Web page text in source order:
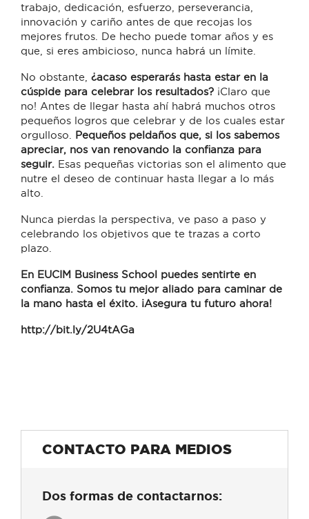
trabajo, dedicación, esfuerzo, perseverancia,
innovación y cariño antes de que recojas los
mejores frutos. De hecho puede tomar años y es
que, si eres ambicioso, nunca habrá un límite.
No obstante, ¿acaso esperarás hasta estar en la
cúspide para celebrar los resultados? ¡Claro que
no! Antes de llegar hasta ahí habrá muchos otros
pequeños logros que celebrar y de los cuales estar
orgulloso. Pequeños peldaños que, si los sabemos
apreciar, nos van renovando la confianza para
seguir. Esas pequeñas victorias son el alimento que
nutre el deseo de continuar hasta llegar a lo más
alto.
Nunca pierdas la perspectiva, ve paso a paso y
celebrando los objetivos que te trazas a corto
plazo.
En EUCIM Business School puedes sentirte en
confianza. Somos tu mejor aliado para caminar de
la mano hasta el éxito. ¡Asegura tu futuro ahora!
http://bit.ly/2U4tAGa
CONTACTO PARA MEDIOS
Dos formas de contactarnos: